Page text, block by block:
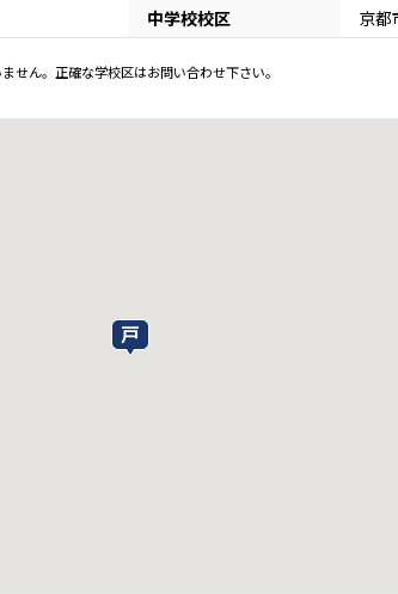
中学校校区 京都
ん。正確な学校区はお問い合わせ下さい。